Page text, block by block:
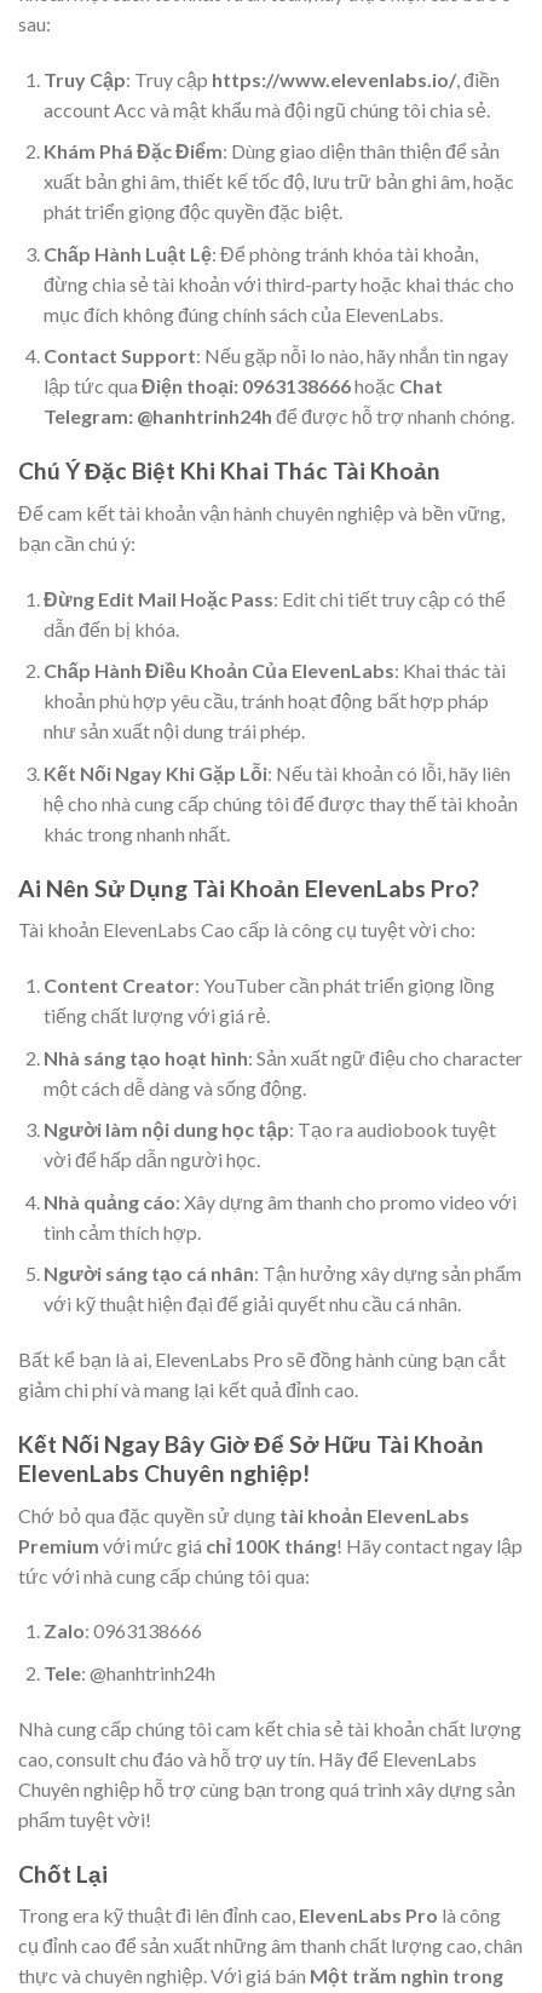
sau:
Truy Cập: Truy cập https://www.elevenlabs.io/, điền
account Acc và mật khẩu mà đội ngũ chúng tôi chia sẻ.
Khám Phá Đặc Điểm: Dùng giao diện thân thiện để sản
xuất bản ghi âm, thiết kế tốc độ, lưu trữ bản ghi âm, hoặc
phát triển giọng độc quyền đặc biệt.
Chấp Hành Luật Lệ: Để phòng tránh khóa tài khoản,
đừng chia sẻ tài khoản với third-party hoặc khai thác cho
mục đích không đúng chính sách của ElevenLabs.
Contact Support: Nếu gặp nỗi lo nào, hãy nhắn tin ngay
lập tức qua Điện thoại: 0963138666hoặc Chat
Telegram: @hanhtrinh24h để được hỗ trợ nhanh chóng.
Chú Ý Đặc Biệt Khi Khai Thác Tài Khoản
Để cam kết tài khoản vận hành chuyên nghiệp và bền vững,
bạn cần chú ý:
Đừng Edit Mail Hoặc Pass: Edit chi tiết truy cập có thể
dẫn đến bị khóa.
Chấp Hành Điều Khoản Của ElevenLabs: Khai thác tài
khoản phù hợp yêu cầu, tránh hoạt động bất hợp pháp
như sản xuất nội dung trái phép.
Kết Nối Ngay Khi Gặp Lỗi: Nếu tài khoản có lỗi, hãy liên
hệ cho nhà cung cấp chúng tôi để được thay thế tài khoản
khác trong nhanh nhất.
Ai Nên Sử Dụng Tài Khoản ElevenLabs Pro?
Tài khoản ElevenLabs Cao cấp là công cụ tuyệt vời cho:
Content Creator: YouTuber cần phát triển giọng lồng
tiếng chất lượng với giá rẻ.
Nhà sáng tạo hoạt hình: Sản xuất ngữ điệu cho character
một cách dễ dàng và sống động.
Người làm nội dung học tập: Tạo ra audiobook tuyệt
vời để hấp dẫn người học.
Nhà quảng cáo: Xây dựng âm thanh cho promo video với
tình cảm thích hợp.
Người sáng tạo cá nhân: Tận hưởng xây dựng sản phẩm
với kỹ thuật hiện đại để giải quyết nhu cầu cá nhân.
Bất kể bạn là ai, ElevenLabs Pro sẽ đồng hành cùng bạn cắt
giảm chi phí và mang lại kết quả đỉnh cao.
Kết Nối Ngay Bây Giờ Để Sở Hữu Tài Khoản
ElevenLabs Chuyên nghiệp!
Chớ bỏ qua đặc quyền sử dụng tài khoản ElevenLabs
Premium với mức giá chỉ 100K tháng! Hãy contact ngay lập
tức với nhà cung cấp chúng tôi qua:
Zalo: 0963138666
Tele: @hanhtrinh24h
Nhà cung cấp chúng tôi cam kết chia sẻ tài khoản chất lượng
cao, consult chu đáo và hỗ trợ uy tín. Hãy để ElevenLabs
Chuyên nghiệp hỗ trợ cùng bạn trong quá trình xây dựng sản
phẩm tuyệt vời!
Chốt Lại
Trong era kỹ thuật đi lên đỉnh cao, ElevenLabs Pro là công
cụ đỉnh cao để sản xuất những âm thanh chất lượng cao, chân
thực và chuyên nghiệp. Với giá bán Một trăm nghìn trong